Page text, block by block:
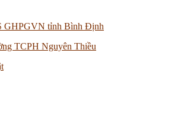
GHPGVN tỉnh Bình Định
TCPH Nguyên Thiều